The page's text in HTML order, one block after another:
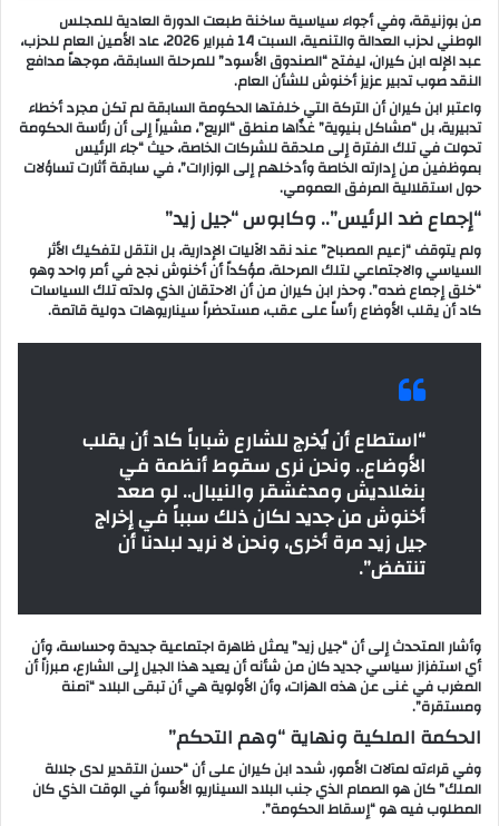
إ
ل
ك
ت
ر
و
ن
ي
ا
من بوزنيقة، وفي أجواء سياسية ساخنة طبعت الدورة العادية للمجلس
الوطني لحزب العدالة والتنمية، السبت 14 فبراير 2026، عاد الأمين العام للحزب،
عبد الإله ابن كيران، ليفتح “الصندوق الأسود” للمرحلة السابقة، موجهاً مدافع
النقد صوب تدبير عزيز أخنوش للشأن العام.
واعتبر ابن كيران أن التركة التي خلفتها الحكومة السابقة لم تكن مجرد أخطاء
تدبيرية، بل “مشاكل بنيوية” غذّاها منطق “الريع”، مشيراً إلى أن رئاسة الحكومة
تحولت في تلك الفترة إلى ملحقة للشركات الخاصة، حيث “جاء الرئيس
بموظفين من إدارته الخاصة وأدخلهم إلى الوزارات”، في سابقة أثارت تساؤلات
حول استقلالية المرفق العمومي.
“إجماع ضد الرئيس”.. وكابوس “جيل زيد”
ولم يتوقف “زعيم المصباح” عند نقد الآليات الإدارية، بل انتقل لتفكيك الأثر
السياسي والاجتماعي لتلك المرحلة، مؤكداً أن أخنوش نجح في أمر واحد وهو
“خلق إجماع ضده”. وحذر ابن كيران من أن الاحتقان الذي ولدته تلك السياسات
كاد أن يقلب الأوضاع رأساً على عقب، مستحضراً سيناريوهات دولية قاتمة.
“استطاع أن يُخرج للشارع شباباً كاد أن يقلب
الأوضاع.. ونحن نرى سقوط أنظمة في
بنغلاديش ومدغشقر والنيبال.. لو صعد
أخنوش من جديد لكان ذلك سبباً في إخراج
جيل زيد مرة أخرى، ونحن لا نريد لبلدنا أن
تنتفض”.
وأشار المتحدث إلى أن “جيل زيد” يمثل ظاهرة اجتماعية جديدة وحساسة، وأن
أي استفزاز سياسي جديد كان من شأنه أن يعيد هذا الجيل إلى الشارع، مبرزاً أن
المغرب في غنى عن هذه الهزات، وأن الأولوية هي أن تبقى البلاد “آمنة
ومستقرة”.
الحكمة الملكية ونهاية “وهم التحكم”
وفي قراءته لمآلات الأمور، شدد ابن كيران على أن “حسن التقدير لدى جلالة
الملك” كان هو الصمام الذي جنب البلاد السيناريو الأسوأ في الوقت الذي كان
المطلوب فيه هو “إسقاط الحكومة”.